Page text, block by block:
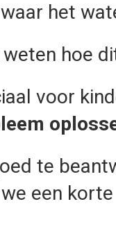
het
hoe
voor
te
een